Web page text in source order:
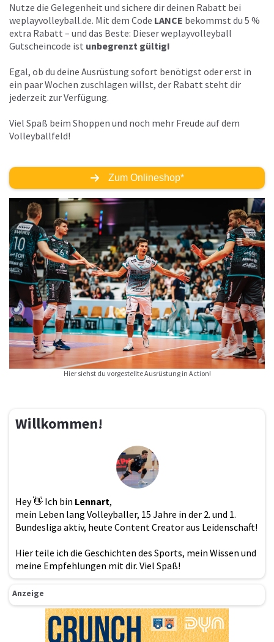
Nutze die Gelegenheit und sichere dir deinen Rabatt bei
weplayvolleyball.de. Mit dem Code LANCE bekommst du 5 %
extra Rabatt – und das Beste: Dieser weplayvolleyball
Gutscheincode ist unbegrenzt gültig!
Egal, ob du deine Ausrüstung sofort benötigst oder erst in
ein paar Wochen zuschlagen willst, der Rabatt steht dir
jederzeit zur Verfügung.
Viel Spaß beim Shoppen und noch mehr Freude auf dem
Volleyballfeld!
Zum Onlineshop*
Hier siehst du vorgestellte Ausrüstung in Action!
Willkommen!
Hey 👋 Ich bin Lennart,
mein Leben lang Volleyballer, 15 Jahre in der 2. und 1.
Bundesliga aktiv, heute Content Creator aus Leidenschaft!
Hier teile ich die Geschichten des Sports, mein Wissen und
meine Empfehlungen mit dir. Viel Spaß!
Anzeige